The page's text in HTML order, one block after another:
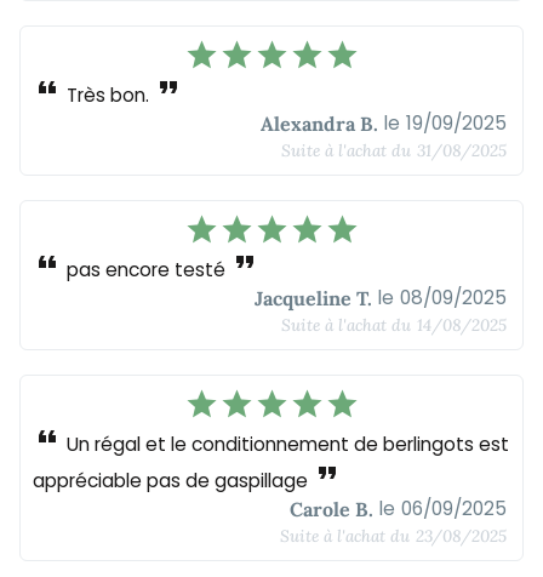
star star star star star
format_quote Très bon. format_quote
Alexandra B. le 19/09/2025
Suite à l'achat du 31/08/2025
star star star star star
format_quote pas encore testé format_quote
Jacqueline T. le 08/09/2025
Suite à l'achat du 14/08/2025
star star star star star
format_quote Un régal et le conditionnement de berlingots est
appréciable pas de gaspillage format_quote
Carole B. le 06/09/2025
Suite à l'achat du 23/08/2025